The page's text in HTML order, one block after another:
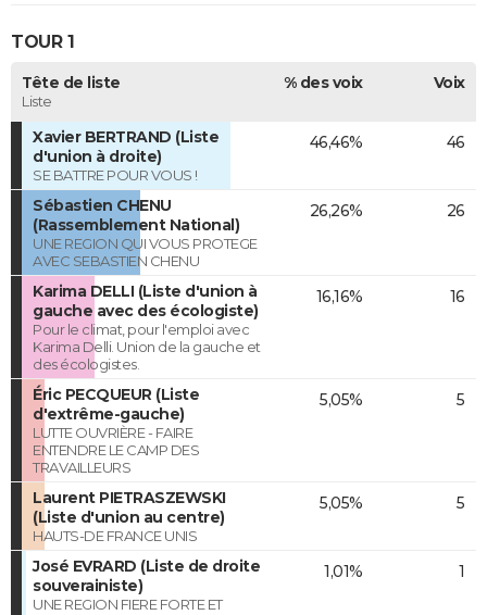
TOUR 1
Tête de liste
Liste
% des voix Voix
Xavier BERTRAND (Liste
d'union à droite)
SE BATTRE POUR VOUS !
46,46% 46
Sébastien CHENU
(Rassemblement National)
UNE REGION QUI VOUS PROTEGE
AVEC SEBASTIEN CHENU
26,26% 26
Karima DELLI (Liste d'union à
gauche avec des écologiste)
Pour le climat, pour l'emploi avec
Karima Delli. Union de la gauche et
des écologistes.
16,16% 16
Éric PECQUEUR (Liste
d'extrême-gauche)
LUTTE OUVRIÈRE - FAIRE
ENTENDRE LE CAMP DES
TRAVAILLEURS
5,05% 5
Laurent PIETRASZEWSKI
(Liste d'union au centre)
HAUTS-DE FRANCE UNIS
5,05% 5
José EVRARD (Liste de droite
souverainiste)
UNE REGION FIERE FORTE ET
1,01% 1